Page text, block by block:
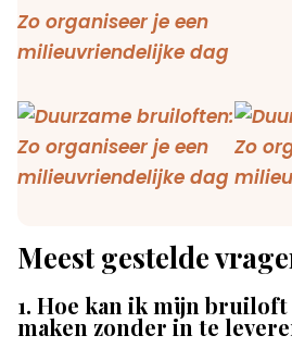
Meest gestelde
1. Hoe kan ik mijn bruiloft
maken zonder in te